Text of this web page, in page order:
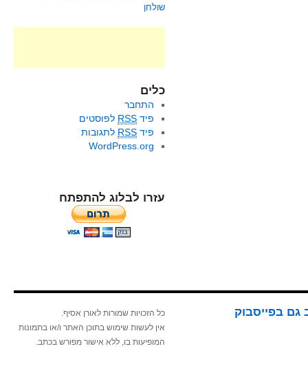
שולחן
כלים
התחבר
פיד RSS לפוסטים
פיד RSS לתגובות
WordPress.org
עזרו לבלוג להתפתח
גם בפייסבוק
כל הזכויות שמורות לאורן אסיף.
אין לעשות שימוש בתוכן האתר ו/או בתמונות
המופיעות בו, ללא אישור מפורש בכתב.